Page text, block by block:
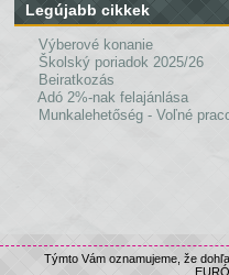
Legújabb cikkek
Výberové konanie
Školský poriadok 2025/26
Beiratkozás
Adó 2%-nak felajánlása
Munkalehetőség - Voľné
Týmto Vám oznamujeme, že